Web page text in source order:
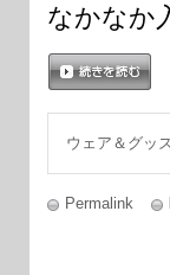
なかなか
ウェア＆グッ
Permalink